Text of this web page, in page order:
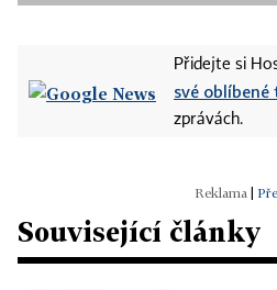
Přidejte si
své
zprávách.
Související články